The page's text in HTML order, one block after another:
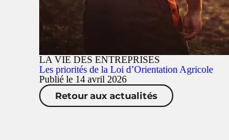
LA VIE DES ENTREPRISES
Les priorités de la Loi d’Orientation Agricole
Publié le 14 avril 2026
Retour aux actualités